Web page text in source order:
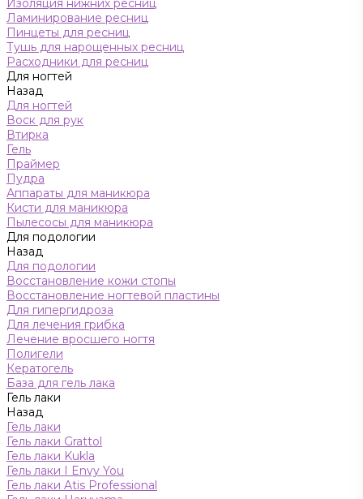
Изоляция нижних ресниц
Ламинирование ресниц
Пинцеты для ресниц
Тушь для нарощенных ресниц
Расходники для ресниц
Для ногтей
Назад
Для ногтей
Воск для рук
Втирка
Гель
Праймер
Пудра
Аппараты для маникюра
Кисти для маникюра
Пылесосы для маникюра
Для подологии
Назад
Для подологии
Восстановление кожи стопы
Восстановление ногтевой пластины
Для гипергидроза
Для лечения грибка
Лечение вросшего ногтя
Полигели
Кератогель
База для гель лака
Гель лаки
Назад
Гель лаки
Гель лаки Grattol
Гель лаки Kukla
Гель лаки I Envy You
Гель лаки Atis Professional